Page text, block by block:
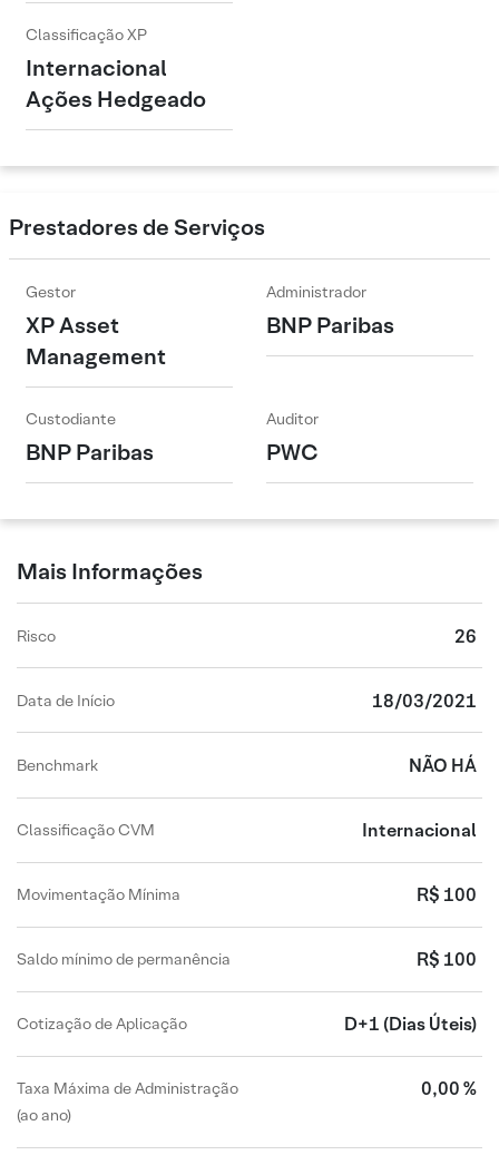
Classificação XP
Internacional
Ações Hedgeado
Prestadores de Serviços
Gestor
XP Asset
Management
Administrador
BNP Paribas
Custodiante
BNP Paribas
Auditor
PWC
Mais Informações
Risco 26
Data de Início 18/03/2021
Benchmark NÃO HÁ
Classificação CVM Internacional
Movimentação Mínima R$ 100
Saldo mínimo de permanência R$ 100
Cotização de Aplicação D+1 (Dias Úteis)
Taxa Máxima de Administração
(ao ano)
0,00 %